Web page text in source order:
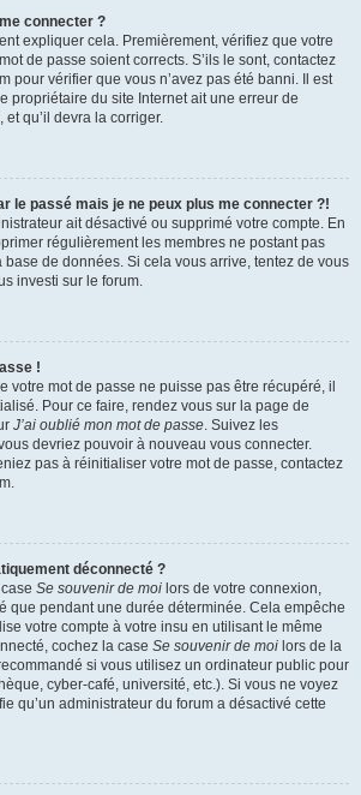
connecter ?
expliquer cela. Premièrement, vérifiez que votre
de passe soient corrects. S’ils le sont, contactez
pour vérifier que vous n’avez pas été banni. Il est
propriétaire du site Internet ait une erreur de
qu’il devra la corriger.
le passé mais je ne peux plus me connecter ?!
ait désactivé ou supprimé votre compte. En
régulièrement les membres ne postant pas
de données. Si cela vous arrive, tentez de vous
investi sur le forum.
!
votre mot de passe ne puisse pas être récupéré, il
Pour ce faire, rendez vous sur la page de
J’ai oublié mon mot de passe. Suivez les
devriez pouvoir à nouveau vous connecter.
pas à réinitialiser votre mot de passe, contactez
déconnecté ?
Se souvenir de moi lors de votre connexion,
que pendant une durée déterminée. Cela empêche
votre compte à votre insu en utilisant le même
cochez la case Se souvenir de moi lors de la
si vous utilisez un ordinateur public pour
cyber-café, université, etc.). Si vous ne voyez
qu’un administrateur du forum a désactivé cette